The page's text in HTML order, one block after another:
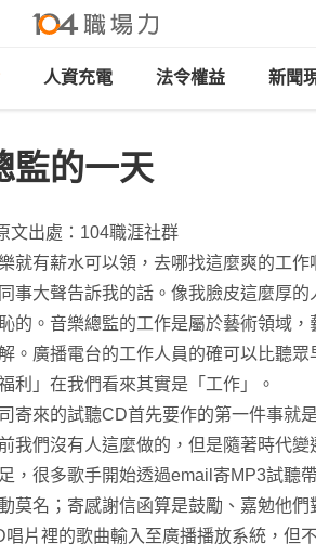
人資充電 法令權益 新聞
監的一天
文出處：104職涯社群
樂就有薪水可以領，去哪找這麼爽的工
事大聲告訴我的話。像我臉皮這麼厚
的。音樂總監的工作是屬於藝術領域
。廣播電台的工作人員的確可以比聽眾
利」在我們看來其實是「工作」。
寄來的試聽CD首先要作的第一件事就
我們沒有人這麼做的，但是隨著時代變
，很多歌手開始透過email寄MP3試聽
莫名；寄感謝信函算是鼓勵、嘉勉他
片裡的歌曲輸入至廣播播放系統，但